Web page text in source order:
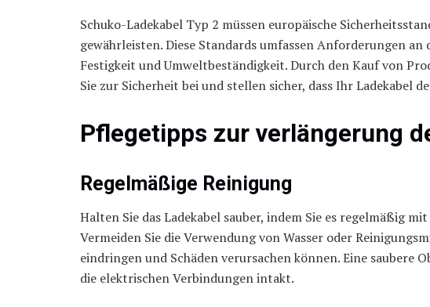
Schuko-Ladekabel Typ 2 müssen europäische
gewährleisten. Diese Standards umfassen Anforderungen
Festigkeit und Umweltbeständigkeit. Durch den Kauf von
Sie zur Sicherheit bei und stellen sicher, dass Ihr Ladekabel
Pflegetipps zur verlängerung
Regelmäßige Reinigung
Halten Sie das Ladekabel sauber, indem Sie es regelmäßig
Vermeiden Sie die Verwendung von Wasser oder
eindringen und Schäden verursachen können. Eine saubere
die elektrischen Verbindungen intakt.